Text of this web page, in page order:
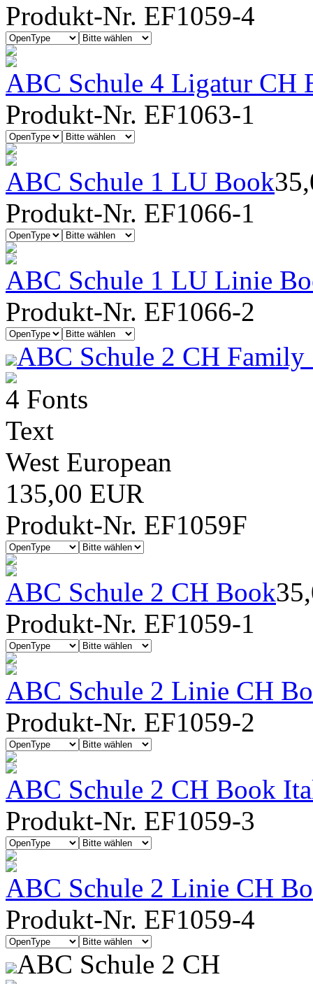
Produkt-Nr. EF1059-4
ABC Schule 4 Ligatur CH
Produkt-Nr. EF1063-1
ABC Schule 1 LU Book
Produkt-Nr. EF1066-1
ABC Schule 1 LU Linie
Produkt-Nr. EF1066-2
ABC Schule 2 CH Family
4 Fonts
Text
West European
135,00 EUR
Produkt-Nr. EF1059F
ABC Schule 2 CH Book
Produkt-Nr. EF1059-1
ABC Schule 2 Linie CH
Produkt-Nr. EF1059-2
ABC Schule 2 CH Book
Produkt-Nr. EF1059-3
ABC Schule 2 Linie CH
Produkt-Nr. EF1059-4
ABC Schule 2 CH